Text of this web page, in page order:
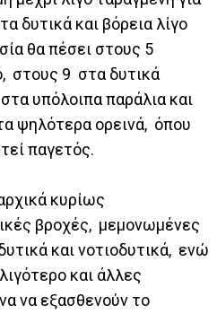
δυτικά και βόρεια λίγο
θα πέσει στους 5
στους 9 στα δυτικά
υπόλοιπα παράλια και
ψηλότερα ορεινά, όπου
παγετός.
κυρίως
βροχές, μεμονωμένες
και νοτιοδυτικά, ενώ
και άλλες
να εξασθενούν το